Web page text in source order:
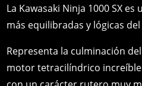
La Kawasaki Ninja 1000 SX
más equilibradas y lógicas
Representa la culminación
motor tetracilíndrico